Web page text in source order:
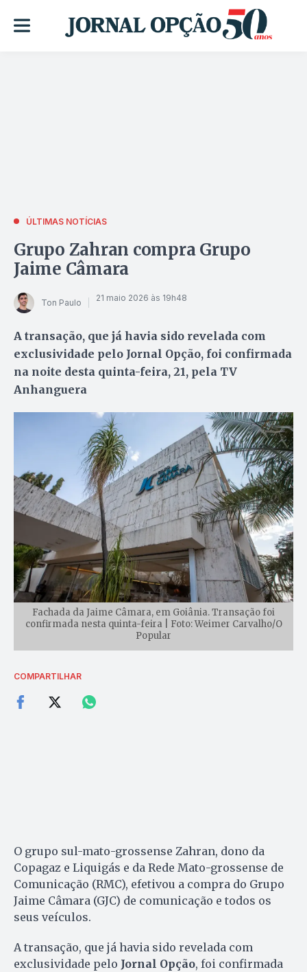
ÚLTIMAS NOTÍCIAS
Grupo Zahran compra Grupo
Jaime Câmara
Ton Paulo 21 maio 2026 às 19h48
A transação, que já havia sido revelada com
exclusividade pelo Jornal Opção, foi confirmada
na noite desta quinta-feira, 21, pela TV
Anhanguera
Fachada da Jaime Câmara, em Goiânia. Transação foi
confirmada nesta quinta-feira | Foto: Weimer Carvalho/O
Popular
COMPARTILHAR
O grupo sul-mato-grossense Zahran, dono da
Copagaz e Liquigás e da Rede Mato-grossense de
Comunicação (RMC), efetivou a compra do Grupo
Jaime Câmara (GJC) de comunicação e todos os
seus veículos.
A transação, que já havia sido revelada com
exclusividade pelo Jornal Opção, foi confirmada